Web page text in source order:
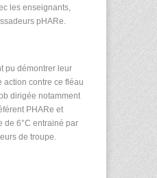
les enseignants,
pHARe.
pu démontrer leur
action contre ce fléau
dirigée notamment
PHARe et
de 6°C entrainé par
de troupe.